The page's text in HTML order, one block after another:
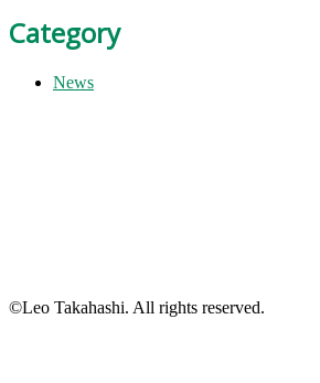
Category
News
©Leo Takahashi. All rights reserved.